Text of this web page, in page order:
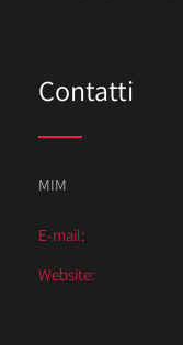
Contatti
MIM
E-mail:
Website: